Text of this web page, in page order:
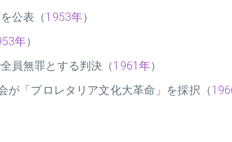
公表（1953年）
年）
員無罪とする判決（1961年）
が「プロレタリア文化大革命」を採択（